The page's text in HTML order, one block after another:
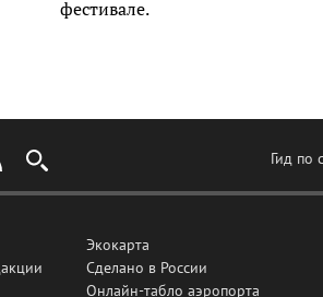
фестивале.
Гид по
Экокарта
Сделано в России
Онлайн-табло аэропорта